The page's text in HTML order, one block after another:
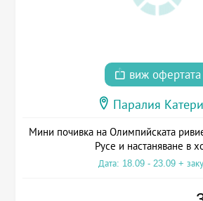
виж офертата
Паралия
Мини почивка на Олимпийската
Русе и настаняване в
Дата: 18.09 - 23.09 +